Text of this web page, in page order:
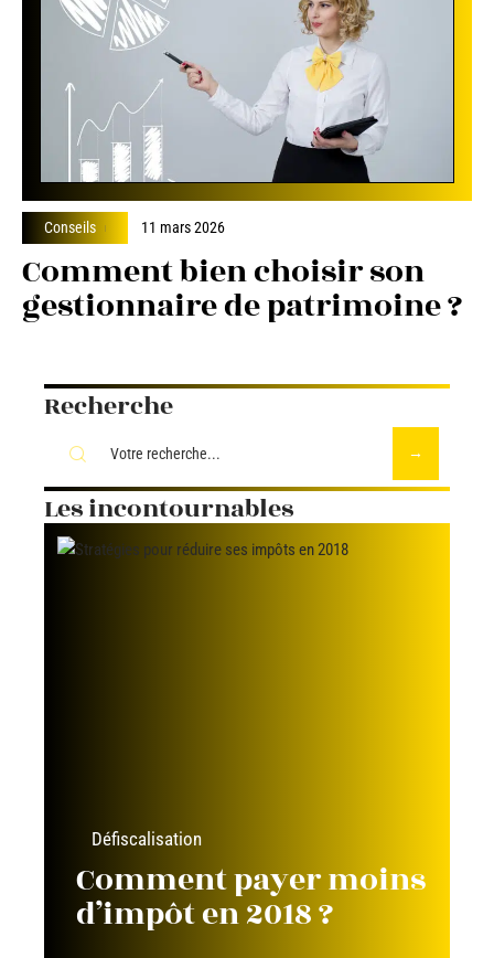
Conseils 11 mars 2026
Comment bien choisir son
gestionnaire de patrimoine ?
Recherche
Les incontournables
Défiscalisation
Comment payer moins
d’impôt en 2018 ?